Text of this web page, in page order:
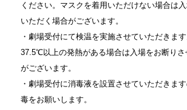
ください。マスクを着用いただけない場合は
いただく場合がございます。
・劇場受付にて検温を実施させていただきま
37.5℃以上の発熱がある場合は入場をお断り
がございます。
・劇場受付に消毒液を設置させていただきま
毒をお願いします。